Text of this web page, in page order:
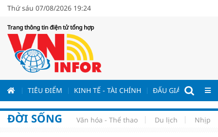
Thứ sáu 07/08/2026 19:24
Trang thông tin điện tử tổng hợp
TIÊU ĐIỂM KINH TẾ - TÀI CHÍNH ĐẤU GIÁ - ĐẤU
ĐỜI SỐNG Văn hóa - Thể thao Du lịch Nhịp